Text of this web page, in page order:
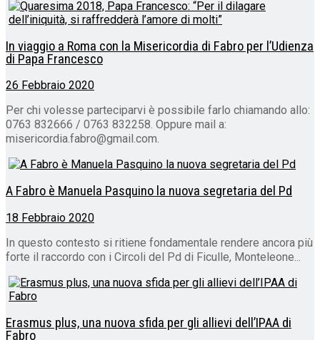
In viaggio a Roma con la Misericordia di Fabro per l’Udienza
di Papa Francesco
26 Febbraio 2020
Per chi volesse parteciparvi è possibile farlo chiamando allo:
0763 832666 / 0763 832258. Oppure mail a:
misericordia.fabro@gmail.com.
A Fabro è Manuela Pasquino la nuova segretaria del Pd
18 Febbraio 2020
In questo contesto si ritiene fondamentale rendere ancora più
forte il raccordo con i Circoli del Pd di Ficulle, Monteleone...
Erasmus plus, una nuova sfida per gli allievi dell’IPAA di
Fabro